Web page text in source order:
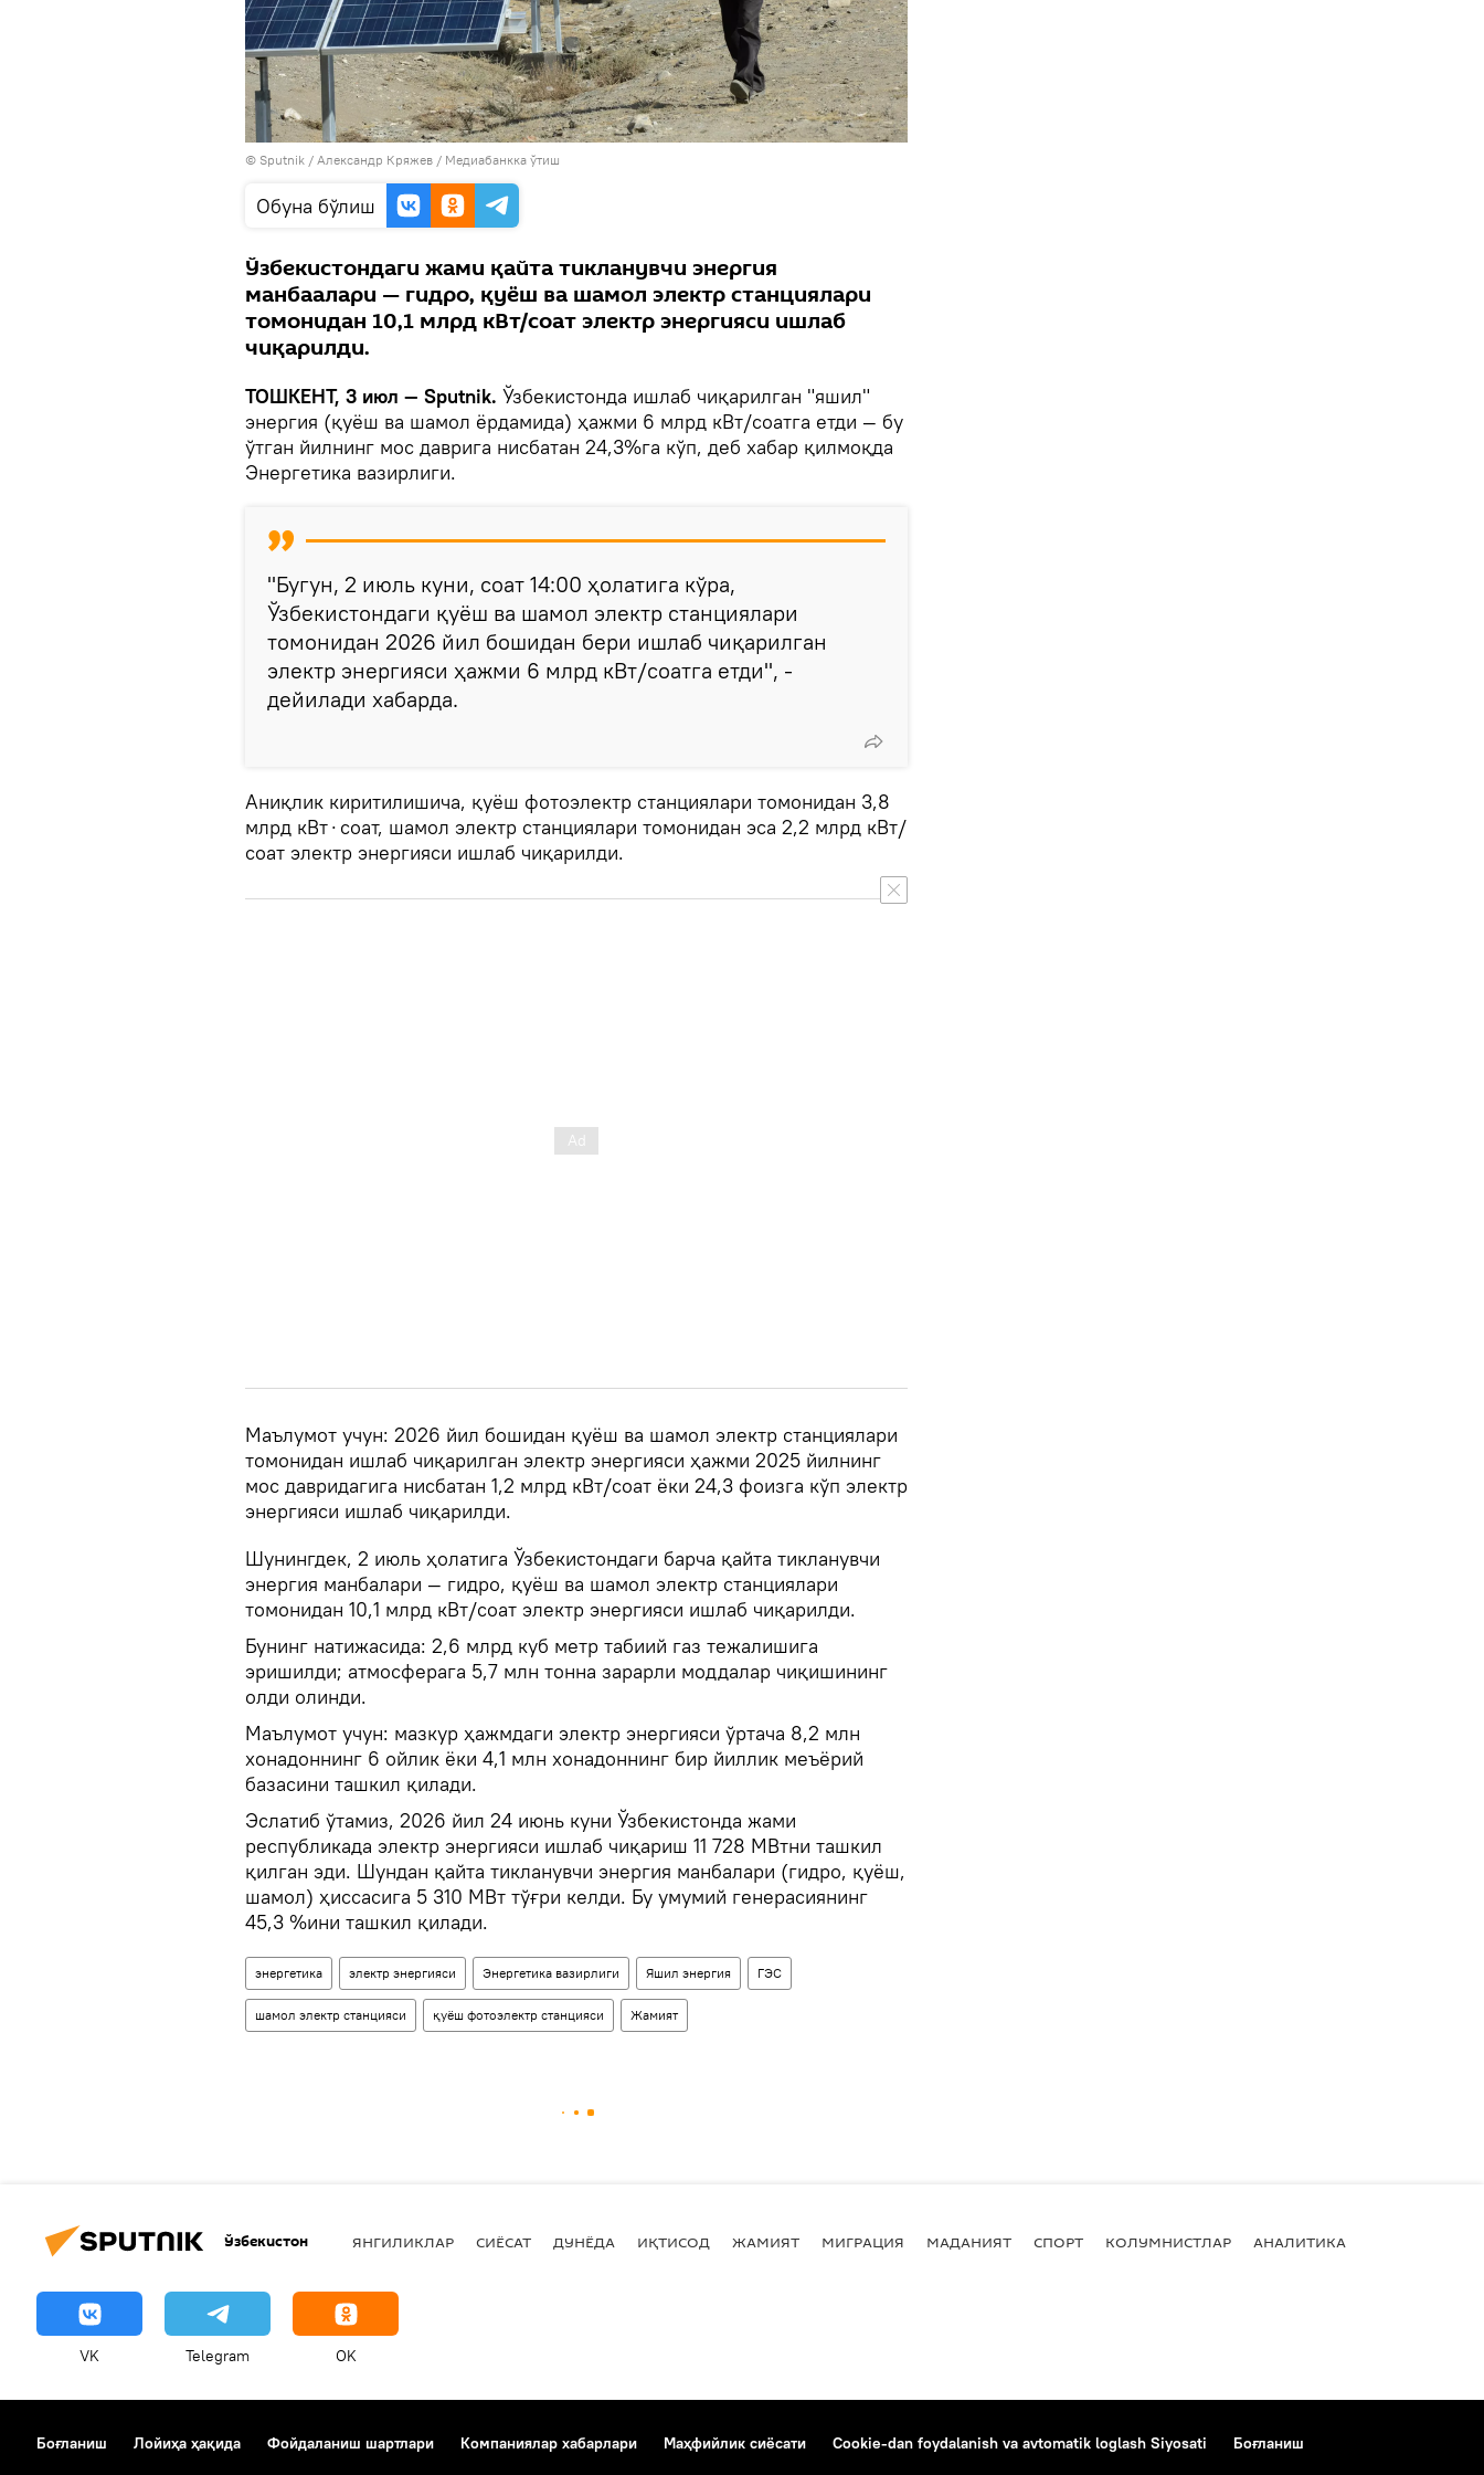
© Sputnik / Александр Кряжев / Медиабанкка ўтиш
Oбуна бўлиш
Ўзбекистондаги жами қайта тикланувчи энергия
манбаалари — гидро, қуёш ва шамол электр станциялари
томонидан 10,1 млрд кВт/соат электр энергияси ишлаб
чиқарилди.
ТОШКЕНТ, 3 июл — Sputnik. Ўзбекистонда ишлаб чиқарилган "яшил"
энергия (қуёш ва шамол ёрдамида) ҳажми 6 млрд кВт/соатга етди — бу
ўтган йилнинг мос даврига нисбатан 24,3%га кўп, деб хабар қилмоқда
Энергетика вазирлиги.
"Бугун, 2 июль куни, соат 14:00 ҳолатига кўра,
Ўзбекистондаги қуёш ва шамол электр станциялари
томонидан 2026 йил бошидан бери ишлаб чиқарилган
электр энергияси ҳажми 6 млрд кВт/соатга етди", -
дейилади хабарда.
Аниқлик киритилишича, қуёш фотоэлектр станциялари томонидан 3,8
млрд кВт⋅соат, шамол электр станциялари томонидан эса 2,2 млрд кВт/
соат электр энергияси ишлаб чиқарилди.
Маълумот учун: 2026 йил бошидан қуёш ва шамол электр станциялари
томонидан ишлаб чиқарилган электр энергияси ҳажми 2025 йилнинг
мос давридагига нисбатан 1,2 млрд кВт/соат ёки 24,3 фоизга кўп электр
энергияси ишлаб чиқарилди.
Шунингдек, 2 июль ҳолатига Ўзбекистондаги барча қайта тикланувчи
энергия манбалари — гидро, қуёш ва шамол электр станциялари
томонидан 10,1 млрд кВт/соат электр энергияси ишлаб чиқарилди.
Бунинг натижасида: 2,6 млрд куб метр табиий газ тежалишига
эришилди; атмосферага 5,7 млн тонна зарарли моддалар чиқишининг
олди олинди.
Маълумот учун: мазкур ҳажмдаги электр энергияси ўртача 8,2 млн
хонадоннинг 6 ойлик ёки 4,1 млн хонадоннинг бир йиллик меъёрий
базасини ташкил қилади.
Эслатиб ўтамиз, 2026 йил 24 июнь куни Ўзбекистонда жами
республикада электр энергияси ишлаб чиқариш 11 728 МВтни ташкил
қилган эди. Шундан қайта тикланувчи энергия манбалари (гидро, қуёш,
шамол) ҳиссасига 5 310 МВт тўғри келди. Бу умумий генерасиянинг
45,3 %ини ташкил қилади.
энергетика электр энергияси Энергетика вазирлиги Яшил энергия ГЭС
шамол электр станцияси қуёш фотоэлектр станцияси Жамият
Ўзбекистон ЯНГИЛИКЛАР СИЁСАТ ДУНЁДА ИҚТИСОД ЖАМИЯТ МИГРАЦИЯ МАДАНИЯТ СПОРТ КОЛУМНИСТЛАР АНАЛИТИКА
VK Telegram OK
Боғланиш Лойиҳа ҳақида Фойдаланиш шартлари Компаниялар хабарлари Маҳфийлик сиёсати Cookie-dan foydalanish va avtomatik loglash Siyosati Боғланиш